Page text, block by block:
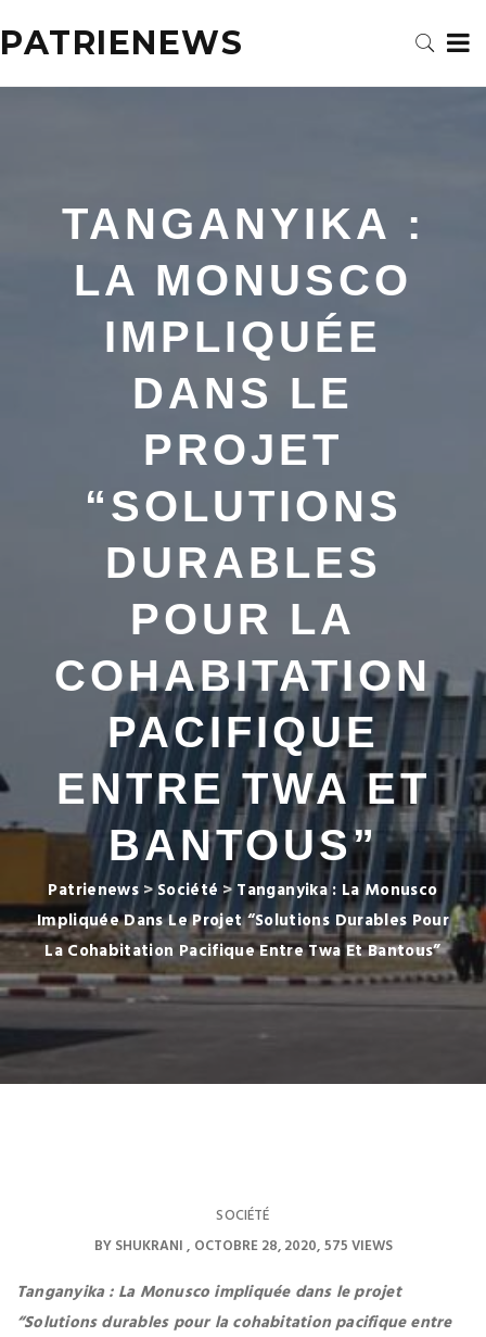
PATRIENEWS
TANGANYIKA :
LA MONUSCO
IMPLIQUÉE
DANS LE
PROJET
“SOLUTIONS
DURABLES
POUR LA
COHABITATION
PACIFIQUE
ENTRE TWA ET
BANTOUS”
Patrienews>Société >Tanganyika : La Monusco
Impliquée Dans Le Projet “Solutions Durables Pour
La Cohabitation Pacifique Entre Twa Et Bantous”
SOCIÉTÉ
BYSHUKRANI OCTOBRE 28, 2020 575 VIEWS
Tanganyika : La Monusco impliquée dans le projet
“Solutions durables pour la cohabitation pacifique entre